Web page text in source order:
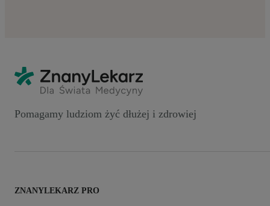
Pomagamy ludziom żyć dłużej i zdrowiej
ZNANYLEKARZ PRO